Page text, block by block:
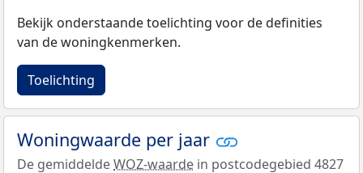
Bekijk onderstaande toelichting voor de definities
van de woningkenmerken.
Toelichting
Woningwaarde per jaar
De gemiddeldeWOZ-waarde in postcodegebied 4827